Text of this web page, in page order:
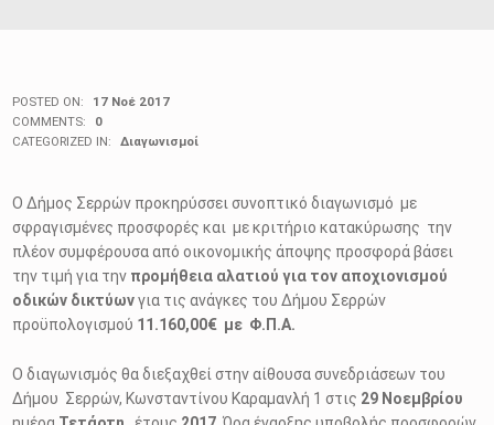
POSTED ON:
17 Νοέ 2017
COMMENTS:
0
CATEGORIZED IN:
Διαγωνισμοί
Ο Δήμος Σερρών προκηρύσσει συνοπτικό διαγωνισμό με
σφραγισμένες προσφορές και με κριτήριο κατακύρωσης την
πλέον συμφέρουσα από οικονομικής άποψης προσφορά βάσει
την τιμή για την προμήθεια αλατιού για τον αποχιονισμού
οδικών δικτύωνγια τις ανάγκες του Δήμου Σερρών
προϋπολογισμού 11.160,00€ με Φ.Π.Α.
Ο διαγωνισμός θα διεξαχθεί στην αίθουσα συνεδριάσεων του
Δήμου Σερρών, Κωνσταντίνου Καραμανλή 1 στις 29 Nοεμβρίου